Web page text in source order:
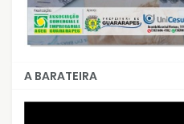
A BARATEIRA